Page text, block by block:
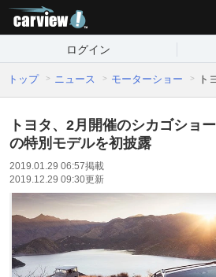
ログイン
トップ ニュース モーターショー ト
トヨタ、2月開催のシカゴショ
の特別モデルを初披露
2019.01.29 06:57掲載
2019.12.29 09:30更新